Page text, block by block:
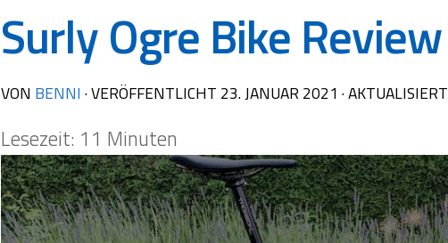
Surly Ogre Bike Review
VON BENNI · VERÖFFENTLICHT 23. JANUAR 2021 · AKTUALISIERT
Lesezeit: 11 Minuten